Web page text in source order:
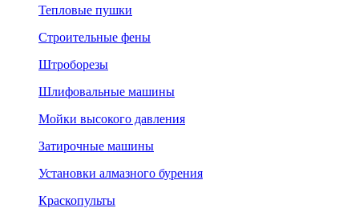
Тепловые пушки
Строительные фены
Штроборезы
Шлифовальные машины
Мойки высокого давления
Затирочные машины
Установки алмазного бурения
Краскопульты